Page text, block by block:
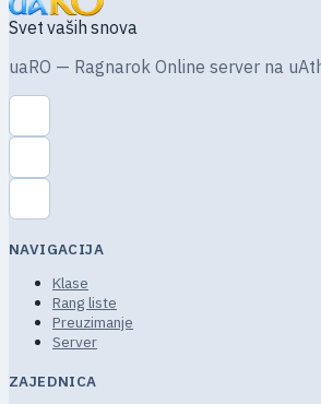
Svet vaših snova
uaRO — Ragnarok Online server na
NAVIGACIJA
Klase
Rang liste
Preuzimanje
Server
ZAJEDNICA